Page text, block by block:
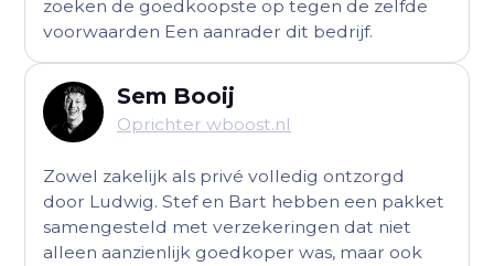
zoeken de goedkoopste op tegen de zelfde
voorwaarden Een aanrader dit bedrijf.
Sem Booij
Oprichter wboost.nl
Zowel zakelijk als privé volledig ontzorgd
door Ludwig. Stef en Bart hebben een pakket
samengesteld met verzekeringen dat niet
alleen aanzienlijk goedkoper was, maar ook